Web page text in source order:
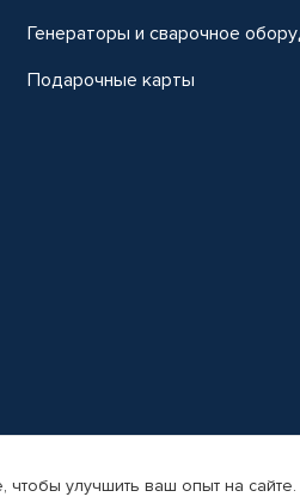
Генераторы и сварочное
Подарочные карты
Интернет-магазин
улучшить ваш опыт на